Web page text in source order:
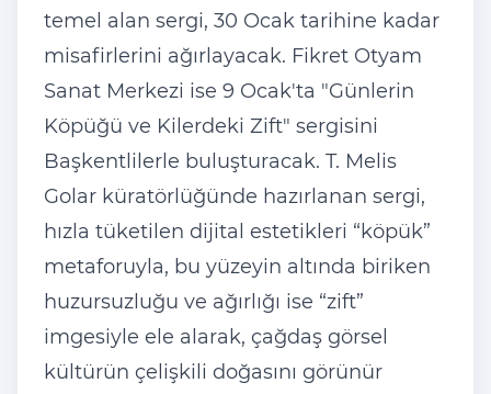
temel alan sergi, 30 Ocak tarihine kadar
misafirlerini ağırlayacak. Fikret Otyam
Sanat Merkezi ise 9 Ocak'ta "Günlerin
Köpüğü ve Kilerdeki Zift" sergisini
Başkentlilerle buluşturacak. T. Melis
Golar küratörlüğünde hazırlanan sergi,
hızla tüketilen dijital estetikleri “köpük”
metaforuyla, bu yüzeyin altında biriken
huzursuzluğu ve ağırlığı ise “zift”
imgesiyle ele alarak, çağdaş görsel
kültürün çelişkili doğasını görünür